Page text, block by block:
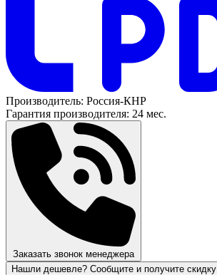
Производитель: Россия-КНР
Гарантия производителя: 24 мес.
Заказать звонок менеджера
Нашли дешевле? Сообщите и получите скидку